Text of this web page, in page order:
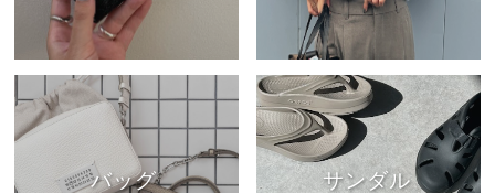
バッグ サンダル